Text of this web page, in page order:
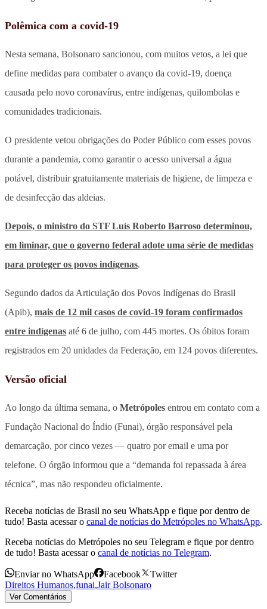
Polêmica com a covid-19
Nesta semana, Bolsonaro sancionou, com muitos vetos, a lei que
define medidas para combater o avanço da covid-19, doença
causada pelo novo coronavírus, entre indígenas, quilombolas e
comunidades tradicionais.
O presidente vetou obrigações do Poder Público com esses povos
durante a pandemia, como garantir o acesso universal a água
potável, distribuir gratuitamente materiais de higiene, de limpeza e
de desinfecção das aldeias.
Depois, o ministro do STF Luís Roberto Barroso determinou,
em liminar, que o governo federal adote uma série de medidas
para proteger os povos indígenas.
Segundo dados da Articulação dos Povos Indígenas do Brasil
(Apib), mais de 12 mil casos de covid-19 foram confirmados
entre indígenas até 6 de julho, com 445 mortes. Os óbitos foram
registrados em 20 unidades da Federação, em 124 povos diferentes.
Versão oficial
Ao longo da última semana, o Metrópoles entrou em contato com a
Fundação Nacional do Índio (Funai), órgão responsável pela
demarcação, por cinco vezes — quatro por email e uma por
telefone. O órgão informou que a “demanda foi repassada à área
técnica”, mas não respondeu oficialmente.
Receba notícias de Brasil no seu WhatsApp e fique por dentro de
tudo! Basta acessar o canal de notícias do Metrópoles no WhatsApp.
Receba notícias do Metrópoles no seu Telegram e fique por dentro
de tudo! Basta acessar o canal de notícias no Telegram.
Enviar no WhatsApp Facebook
Twitter
Direitos Humanos,funai,Jair Bolsonaro
Ver Comentários